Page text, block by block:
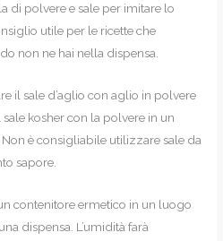
di polvere e sale per imitare lo
utile per le ricette che
non ne hai nella dispensa.
il sale d’aglio con aglio in polvere
kosher con la polvere in un
è consigliabile utilizzare sale da
sapore.
contenitore ermetico in un luogo
dispensa. L’umidità farà